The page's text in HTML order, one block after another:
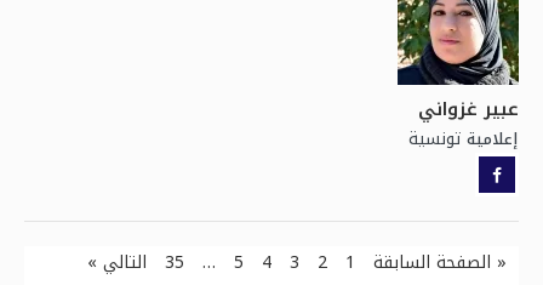
عبير غزواني
إعلامية تونسية
« الصفحة السابقة 1
2
3
4
5
…
35 التالي »